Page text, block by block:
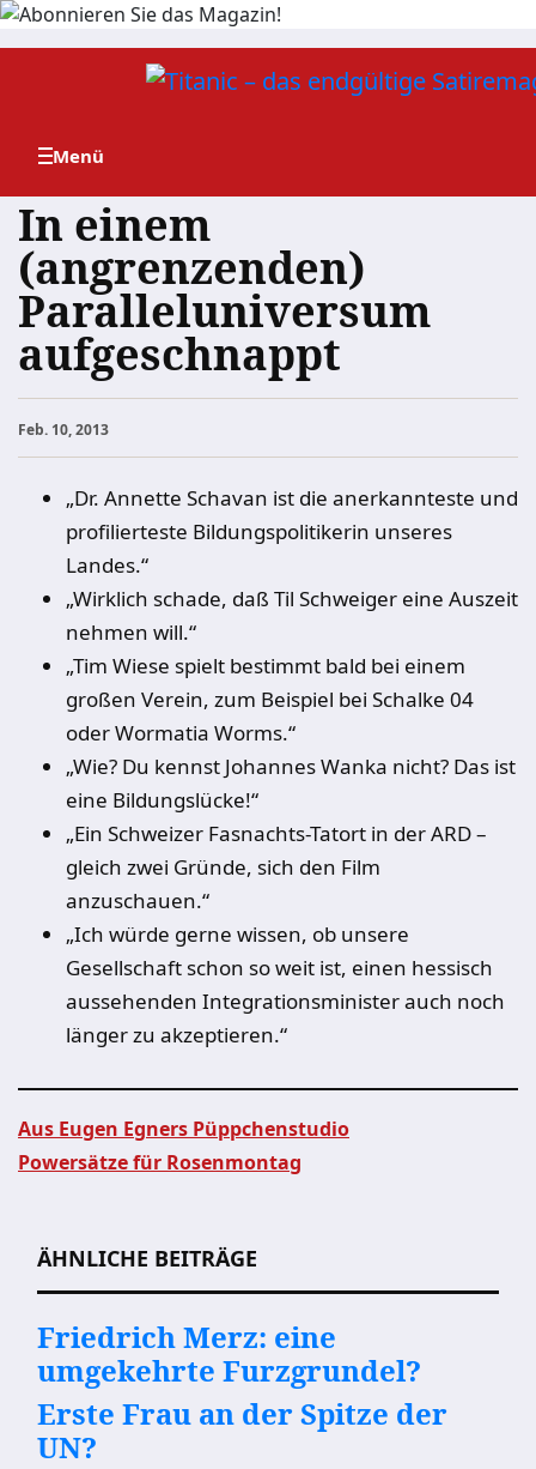
Zum
In einem
(angrenzenden)
Paralleluniversum
aufgeschnappt
Feb. 10, 2013
„Dr. Annette Schavan ist die anerkannteste und
profilierteste Bildungspolitikerin unseres
Landes.“
„Wirklich schade, daß Til Schweiger eine Auszeit
nehmen will.“
„Tim Wiese spielt bestimmt bald bei einem
großen Verein, zum Beispiel bei Schalke 04
oder Wormatia Worms.“
„Wie? Du kennst Johannes Wanka nicht? Das ist
eine Bildungslücke!“
„Ein Schweizer Fasnachts-Tatort in der ARD –
gleich zwei Gründe, sich den Film
anzuschauen.“
„Ich würde gerne wissen, ob unsere
Gesellschaft schon so weit ist, einen hessisch
aussehenden Integrationsminister auch noch
länger zu akzeptieren.“
Aus Eugen Egners Püppchenstudio
Powersätze für Rosenmontag
ÄHNLICHE BEITRÄGE
Friedrich Merz: eine
umgekehrte Furzgrundel?
Erste Frau an der Spitze der
UN?